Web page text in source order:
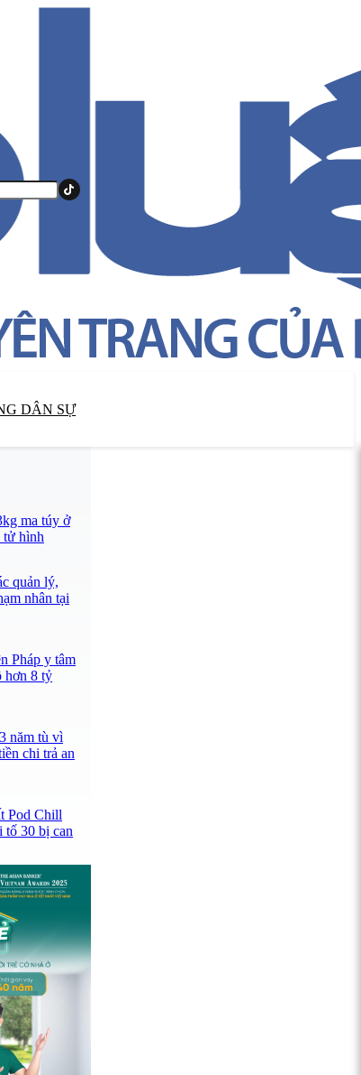
DÂN SỰ
ma túy ở
tử hình
quản lý,
nhân tại
Pháp y tâm
hơn 8 tỷ
năm tù vì
chi trả an
Pod Chill
tố 30 bị can